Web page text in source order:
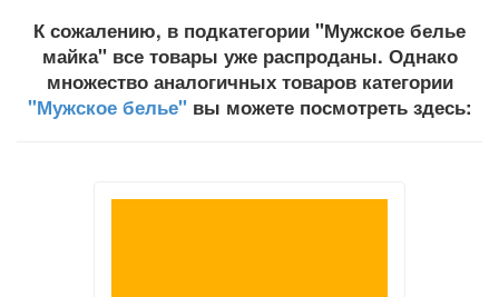
К сожалению, в подкатегории "Мужское белье
майка" все товары уже распроданы. Однако
множество аналогичных товаров категории
"Мужское белье" вы можете посмотреть здесь: